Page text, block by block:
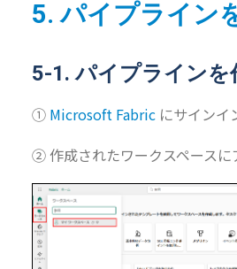
5. パイプライン
5-1. パイプラインを
① Microsoft Fabric にサインイ
② 作成されたワークスペースに